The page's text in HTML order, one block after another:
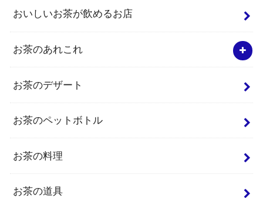
おいしいお茶が飲めるお店
お茶のあれこれ
お茶のデザート
お茶のペットボトル
お茶の料理
お茶の道具